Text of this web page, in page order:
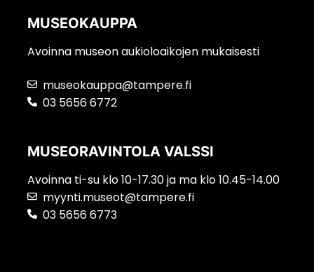
MUSEOKAUPPA
Avoinna museon aukioloaikojen mukaisesti
museokauppa@tampere.fi
03 5656 6772
MUSEORAVINTOLA VALSSI
Avoinna ti-su klo 10-17.30 ja ma klo 10.45-14.00
myynti.museot@tampere.fi
03 5656 6773